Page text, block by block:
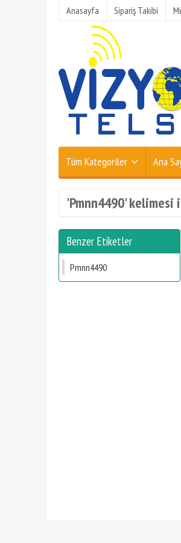
Anasayfa Sipariş Takibi
Tüm Kategoriler Ana
'Pmnn4490'
Benzer Etiketler
Pmnn4490